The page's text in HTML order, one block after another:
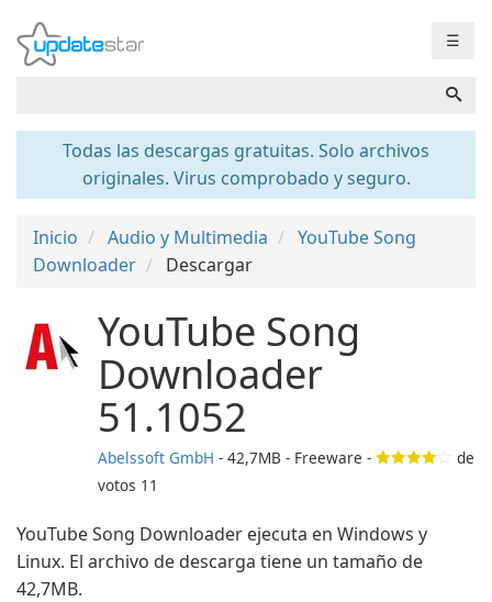
☰
Todas las descargas gratuitas. Solo archivos
originales. Virus comprobado y seguro.
Inicio Audio y Multimedia
YouTube Song
Downloader
Descargar
YouTube Song
Downloader
51.1052
Abelssoft GmbH - 42,7MB - Freeware -
de
votos 11
YouTube Song Downloader ejecuta en Windows y
Linux. El archivo de descarga tiene un tamaño de
42,7MB.